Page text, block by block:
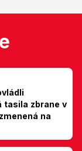
tasila zbrane v
na